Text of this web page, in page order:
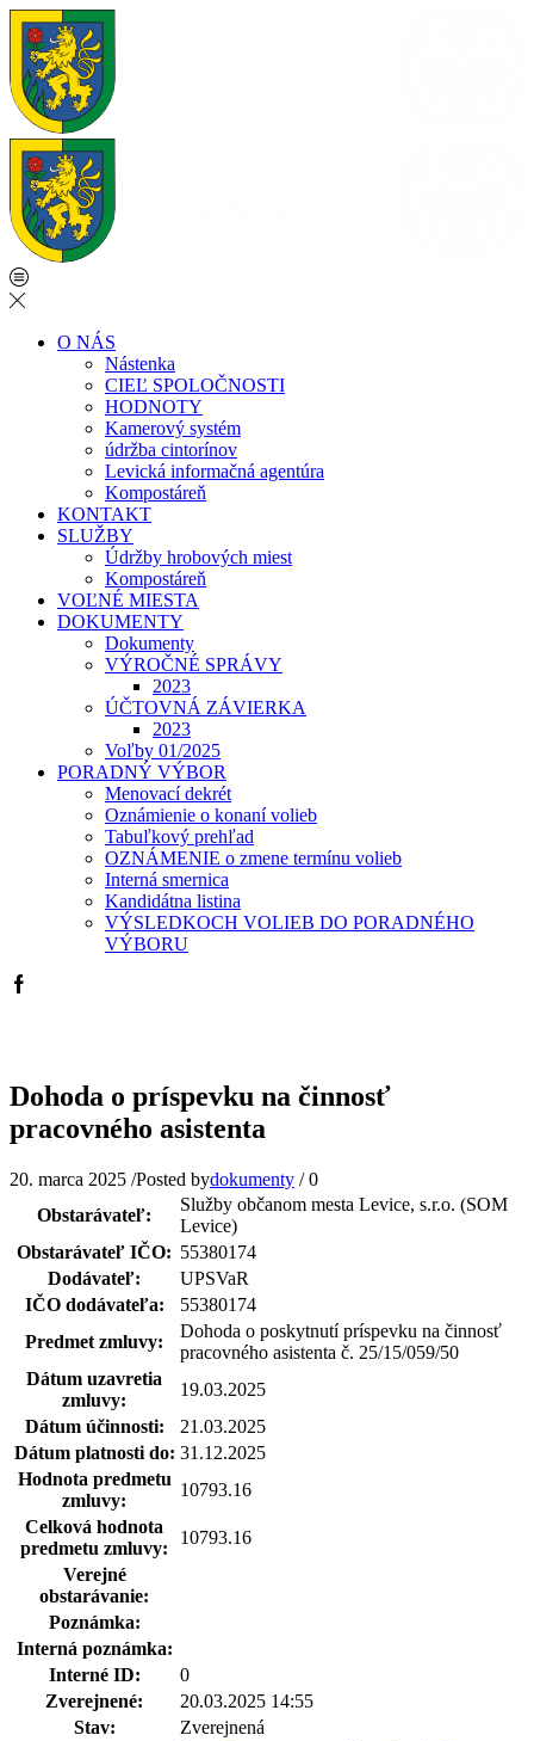
O NÁS
Nástenka
CIEĽ SPOLOČNOSTI
HODNOTY
Kamerový systém
údržba cintorínov
Levická informačná agentúra
Kompostáreň
KONTAKT
SLUŽBY
Údržby hrobových miest
Kompostáreň
VOĽNÉ MIESTA
DOKUMENTY
Dokumenty
VÝROČNÉ SPRÁVY
2023
ÚČTOVNÁ ZÁVIERKA
2023
Voľby 01/2025
PORADNÝ VÝBOR
Menovací dekrét
Oznámienie o konaní volieb
Tabuľkový prehľad
OZNÁMENIE o zmene termínu volieb
Interná smernica
Kandidátna listina
VÝSLEDKOCH VOLIEB DO PORADNÉHO
VÝBORU
Facebook
Dohoda o príspevku na činnosť
pracovného asistenta
20. marca 2025 /Posted bydokumenty / 0
Obstarávateľ:
Služby občanom mesta Levice, s.r.o. (SOM
Levice)
Obstarávateľ IČO: 55380174
Dodávateľ:
UPSVaR
IČO dodávateľa:
55380174
Predmet zmluvy:
Dohoda o poskytnutí príspevku na činnosť
pracovného asistenta č. 25/15/059/50
Dátum uzavretia
zmluvy:
19.03.2025
Dátum účinnosti:
21.03.2025
Dátum platnosti do: 31.12.2025
Hodnota predmetu
zmluvy:
10793.16
Celková hodnota
predmetu zmluvy:
10793.16
Verejné
obstarávanie:
Poznámka:
Interná poznámka:
Interné ID:
0
Zverejnené:
20.03.2025 14:55
Stav:
Zverejnená